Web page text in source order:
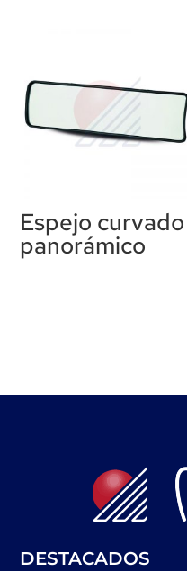
Espejo curvado
panorámico
DESTACADOS